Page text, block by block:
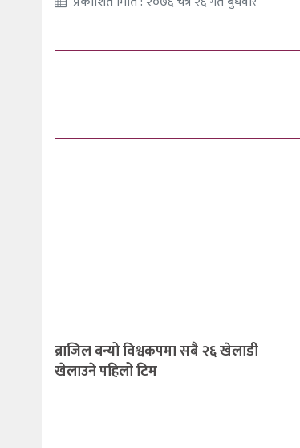
ब्राजिल बन्यो विश्वकपमा सबै २६ खेलाडी
खेलाउने पहिलो टिम